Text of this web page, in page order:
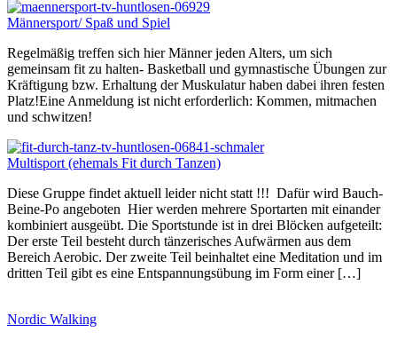
Männersport/ Spaß und Spiel
Regelmäßig treffen sich hier Männer jeden Alters, um sich
gemeinsam fit zu halten- Basketball und gymnastische Übungen zur
Kräftigung bzw. Erhaltung der Muskulatur haben dabei ihren festen
Platz!Eine Anmeldung ist nicht erforderlich: Kommen, mitmachen
und schwitzen!
Multisport (ehemals Fit durch Tanzen)
Diese Gruppe findet aktuell leider nicht statt !!! Dafür wird Bauch-
Beine-Po angeboten Hier werden mehrere Sportarten mit einander
kombiniert ausgeübt. Die Sportstunde ist in drei Blöcken aufgeteilt:
Der erste Teil besteht durch tänzerisches Aufwärmen aus dem
Bereich Aerobic. Der zweite Teil beinhaltet eine Meditation und im
dritten Teil gibt es eine Entspannungsübung im Form einer […]
Nordic Walking